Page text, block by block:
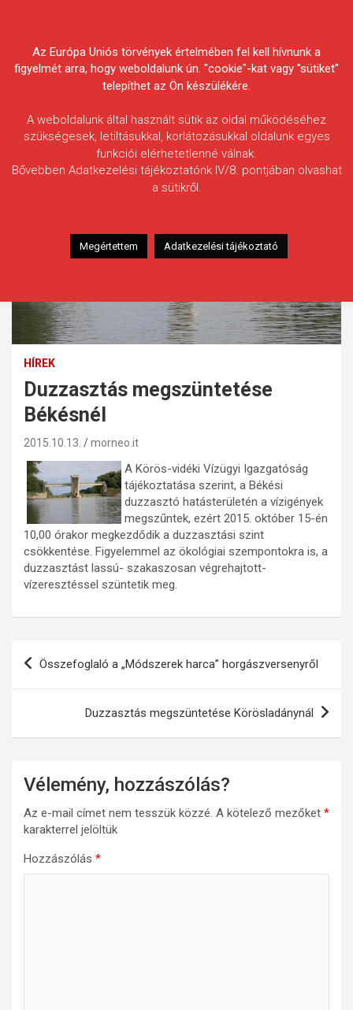
Egyesületek Szövetsége
HÍREK
Duzzasztás megszüntetése
Békésnél
2015.10.13. morneo.it
A Körös-vidéki Vízügyi Igazgatóság
tájékoztatása szerint, a Békési
duzzasztó hatásterületén a vízigények
megszűntek, ezért 2015. október 15-én
10,00 órakor megkezdődik a duzzasztási szint
csökkentése. Figyelemmel az ökológiai szempontokra is, a
duzzasztást lassú- szakaszosan végrehajtott-
vízeresztéssel szüntetik meg.
Bejegyzés
navigáció
Összefoglaló a „Módszerek harca” horgászversenyről
Duzzasztás megszüntetése Körösladánynál
Vélemény, hozzászólás?
Az e-mail címet nem tesszük közzé. A kötelező mezőket *
karakterrel jelöltük
Hozzászólás *
Az Európa Uniós törvények értelmében fel kell hívnunk a
figyelmét arra, hogy weboldalunk ún. "cookie"-kat vagy "sütiket"
telepíthet az Ön készülékére.
A weboldalunk által használt sütik az oldal működéséhez
szükségesek, letiltásukkal, korlátozásukkal oldalunk egyes
funkciói elérhetetlenné válnak.
Bővebben Adatkezelési tájékoztatónk IV/8. pontjában olvashat
a sütikről.
Megértettem Adatkezelési tájékoztató